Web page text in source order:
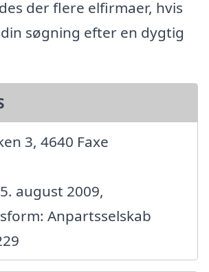
der flere elfirmaer, hvis
søgning efter en dygtig
3, 4640 Faxe
august 2009,
Anpartsselskab